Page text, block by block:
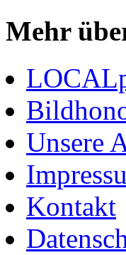
Mehr
Unsere
Kontakt